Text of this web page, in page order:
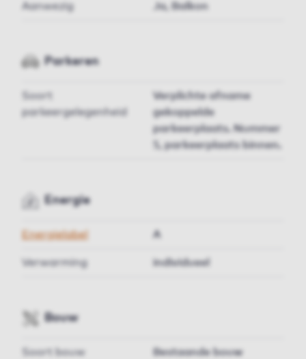
Aanwezig Ja, Balkon
Parkeren
Soort
parkeergelegenheid
Verplichte afname
gekoppelde
parkeerplaats. Nummer
5, parkeerplaats binnen.
Energie
Energielabel A
Verwarming individueel
Bouw
Soort bouw Bestaande bouw